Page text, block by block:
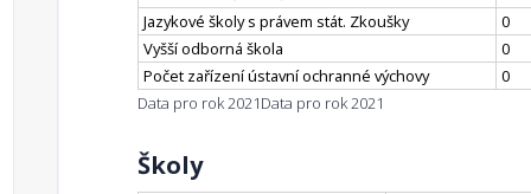
Jazykové školy s právem stát. Zkoušky
0
Vyšší odborná škola
0
Počet zařízení ústavní ochranné výchovy
0
Data pro rok 2021Data pro rok 2021
Školy